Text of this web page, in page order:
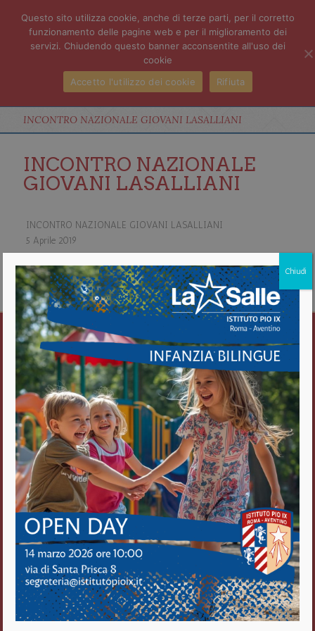
INCONTRO NAZIONALE GIOVANI LASALLIANI
INCONTRO NAZIONALE
GIOVANI LASALLIANI
INCONTRO NAZIONALE GIOVANI LASALLIANI
5 Aprile 2019
about INCONTRO NAZIONALE GIOVANI LASALLIANI
Vedi il calendario completo
Istituto Pio IX
Roma Aventino
Fratelli delle Scuole Cristiane
Chiudi
Questo sito utilizza cookie, anche di terze parti, per il corretto
funzionamento delle pagine web e per il miglioramento dei
servizi. Chiudendo questo banner acconsentite all'uso dei
cookie
Accetto l'utilizzo dei cookie
Rifiuta